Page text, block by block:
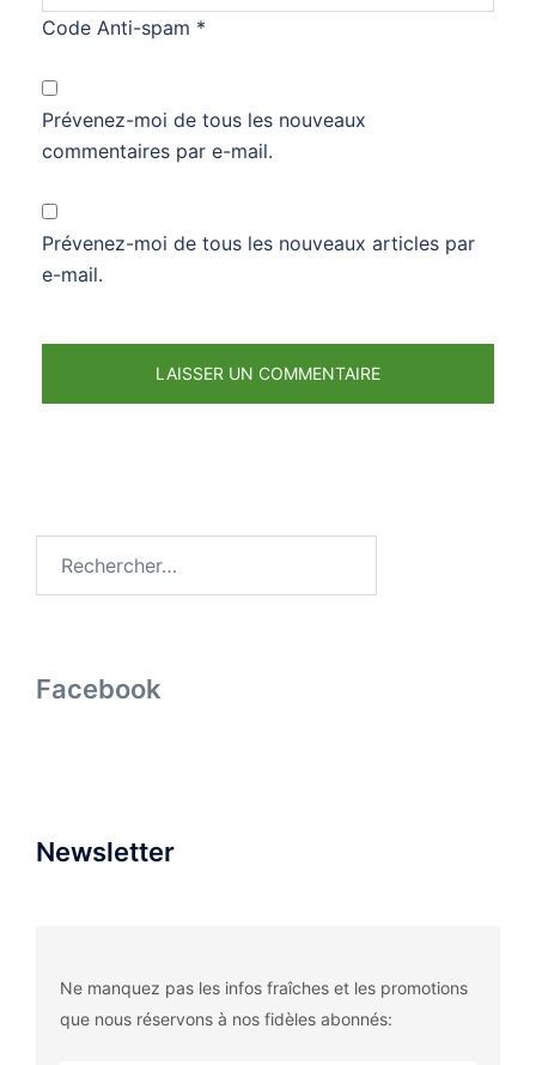
Code Anti-spam *
Prévenez-moi de tous les nouveaux
commentaires par e-mail.
Prévenez-moi de tous les nouveaux articles par
e-mail.
Facebook
Newsletter
Ne manquez pas les infos fraîches et les promotions
que nous réservons à nos fidèles abonnés: